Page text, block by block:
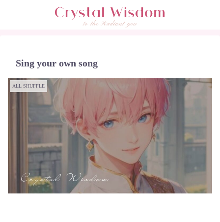
Sing your own song
ALL SHUFFLE